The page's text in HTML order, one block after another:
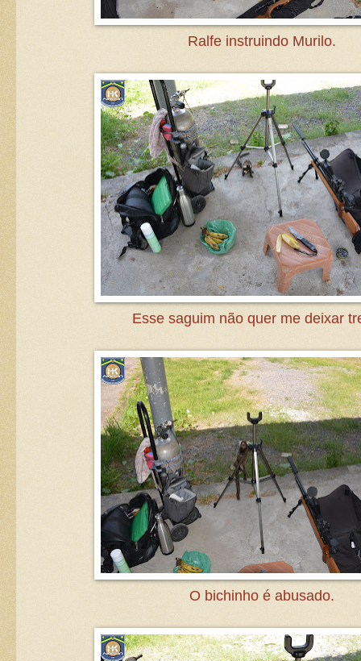
Ralfe instruindo Murilo.
Esse saguim não quer me deixar
O bichinho é abusado.